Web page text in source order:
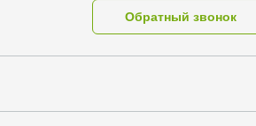
Oбратный звонок